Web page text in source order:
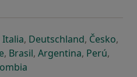
karcie
w nowej karcie
się w nowej karcie
Italiaotwiera się w nowej
, Deutschlandotwiera się
, Česko,
karcie
się w nowej karcie
otwiera się w nowej karcie
, Brasilotwiera się w nowej
, Argentinaotwiera się
, Perú,